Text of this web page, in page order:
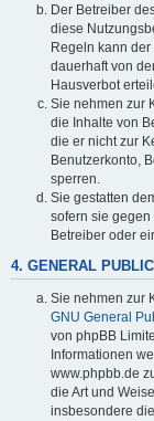
Der Betreiber
diese
Regeln kann
dauerhaft von
Hausverbot
Sie nehmen zur
die Inhalte von
die er nicht zur
Benutzerkonto,
sperren.
Sie gestatten
sofern sie
Betreiber oder
4. GENERAL
Sie nehmen zur
GNU General
von phpBB
Informationen
www.phpbb.de
die Art und
insbesondere